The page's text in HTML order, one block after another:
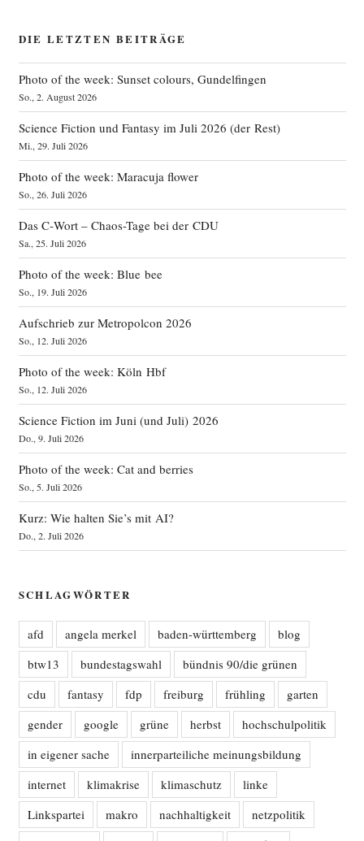
DIE LETZTEN BEITRÄGE
Photo of the week: Sunset colours, Gundelfingen
So., 2. August 2026
Science Fiction und Fantasy im Juli 2026 (der Rest)
Mi., 29. Juli 2026
Photo of the week: Maracuja flower
So., 26. Juli 2026
Das C‑Wort – Chaos-Tage bei der CDU
Sa., 25. Juli 2026
Photo of the week: Blue bee
So., 19. Juli 2026
Aufschrieb zur Metropolcon 2026
So., 12. Juli 2026
Photo of the week: Köln Hbf
So., 12. Juli 2026
Science Fiction im Juni (und Juli) 2026
Do., 9. Juli 2026
Photo of the week: Cat and berries
So., 5. Juli 2026
Kurz: Wie halten Sie’s mit AI?
Do., 2. Juli 2026
SCHLAGWÖRTER
afd angela merkel baden-württemberg
blog
btw13
bundestagswahl
bündnis 90/die grünen
cdu
fantasy fdp freiburg frühling
garten
gender
google grüne herbst
hochschulpolitik
in eigener sache
innerparteiliche meinungsbildung
internet
klimakrise klimaschutz
linke
Linkspartei
makro nachhaltigkeit
netzpolitik